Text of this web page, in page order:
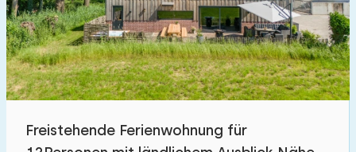
Nicht im Ferienpark 134
Im Ferienpark 129
Einfamilienhaus 203
Ferienbauernhof
Villa
Freistehende Ferienwohnung für